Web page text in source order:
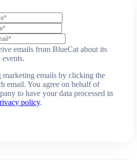
emails from BlueCat about its
events.
marketing emails by clicking the
email. You agree on behalf of
to have your data processed in
policy.